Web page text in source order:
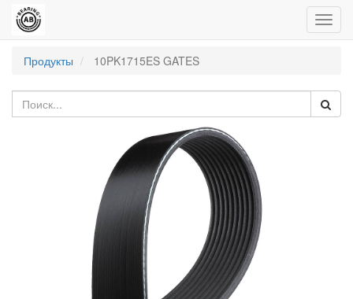
Продукты
10PK1715ES GATES